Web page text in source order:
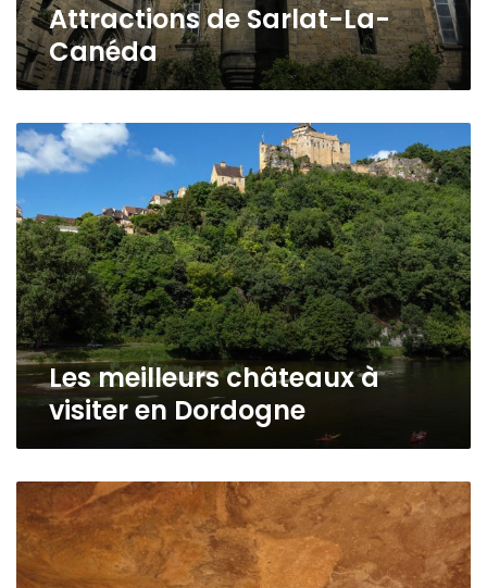
Attractions de Sarlat-La-
Canéda
Les
meilleurs
châteaux
à
visiter
en
Dordogne
Les meilleurs châteaux à
visiter en Dordogne
L’art
rupestre
préhistorique
en
Dordogne